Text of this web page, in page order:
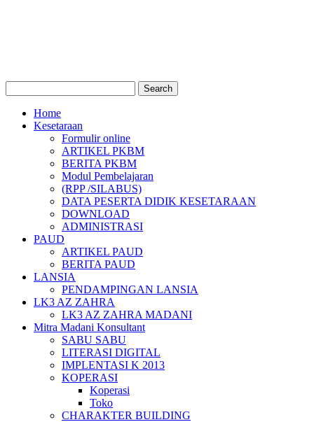
Home
Kesetaraan
Formulir online
ARTIKEL PKBM
BERITA PKBM
Modul Pembelajaran
(RPP /SILABUS)
DATA PESERTA DIDIK KESETARAAN
DOWNLOAD
ADMINISTRASI
PAUD
ARTIKEL PAUD
BERITA PAUD
LANSIA
PENDAMPINGAN LANSIA
LK3 AZ ZAHRA
LK3 AZ ZAHRA MADANI
Mitra Madani Konsultant
SABU SABU
LITERASI DIGITAL
IMPLENTASI K 2013
KOPERASI
Koperasi
Toko
CHARAKTER BUILDING